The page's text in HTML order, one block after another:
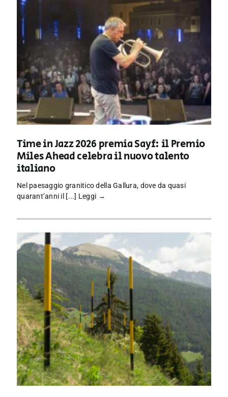
Time in Jazz 2026 premia Sayf: il Premio
Miles Ahead celebra il nuovo talento
italiano
Nel paesaggio granitico della Gallura, dove da quasi
quarant’anni il [...] Leggi →